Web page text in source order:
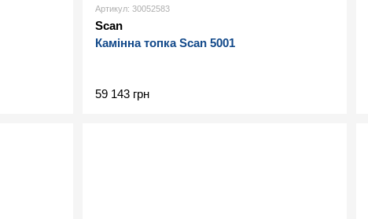
Артикул: 30052583
Scan
Камінна топка Scan 5001
59 143 грн